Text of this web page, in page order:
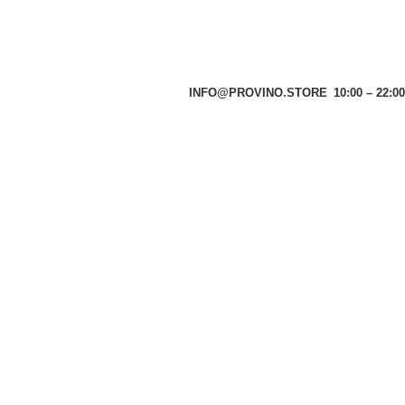
INFO@PROVINO.STORE 10:00 – 22:00